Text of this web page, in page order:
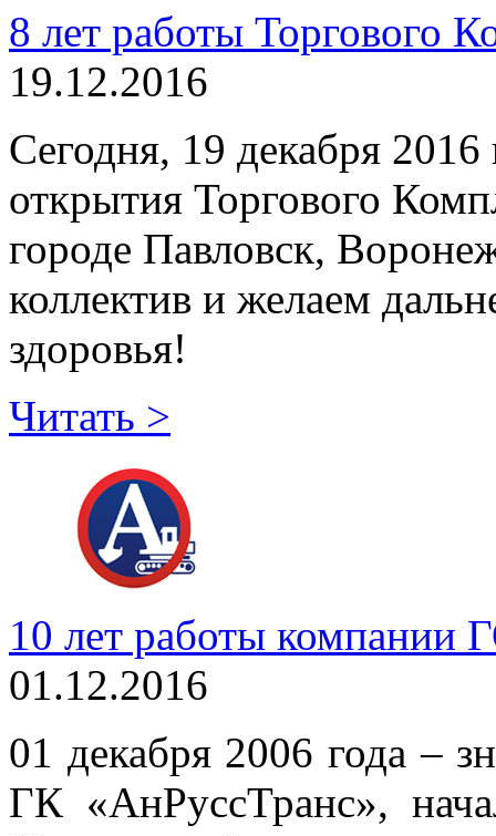
8 лет работы Торгового
19.12.2016
Сегодня, 19 декабря 2016
открытия Торгового
городе Павловск,
коллектив и желаем
здоровья!
Читать >
10 лет работы
01.12.2016
01 декабря 2006 года –
ГК «АнРуссТранс»,